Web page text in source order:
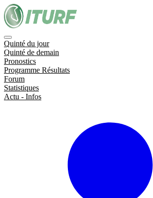
Quinté du jour
Quinté de demain
Pronostics
Programme Résultats
Forum
Statistiques
Actu - Infos